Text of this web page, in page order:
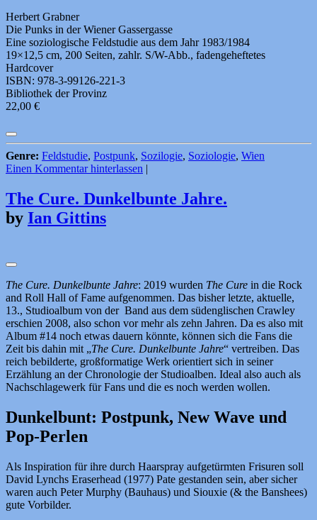
Herbert Grabner
Die Punks in der Wiener Gassergasse
Eine soziologische Feldstudie aus dem Jahr 1983/1984
19×12,5 cm, 200 Seiten, zahlr. S/W-Abb., fadengeheftetes
Hardcover
ISBN: 978-3-99126-221-3
Bibliothek der Provinz
22,00 €
Genre: Feldstudie, Postpunk, Sozilogie, Soziologie, Wien
Einen Kommentar hinterlassen |
The Cure. Dunkelbunte Jahre.
by Ian Gittins
The Cure. Dunkelbunte Jahre: 2019 wurden The Cure in die Rock
and Roll Hall of Fame aufgenommen. Das bisher letzte, aktuelle,
13., Studioalbum von der Band aus dem südenglischen Crawley
erschien 2008, also schon vor mehr als zehn Jahren. Da es also mit
Album #14 noch etwas dauern könnte, können sich die Fans die
Zeit bis dahin mit „The Cure. Dunkelbunte Jahre“ vertreiben. Das
reich bebilderte, großformatige Werk orientiert sich in seiner
Erzählung an der Chronologie der Studioalben. Ideal also auch als
Nachschlagewerk für Fans und die es noch werden wollen.
Dunkelbunt: Postpunk, New Wave und
Pop-Perlen
Als Inspiration für ihre durch Haarspray aufgetürmten Frisuren soll
David Lynchs Eraserhead (1977) Pate gestanden sein, aber sicher
waren auch Peter Murphy (Bauhaus) und Siouxie (& the Banshees)
gute Vorbilder.